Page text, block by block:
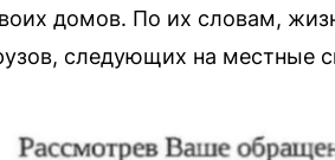
домов. По их словам,
следующих на местные